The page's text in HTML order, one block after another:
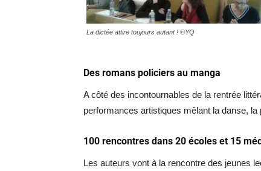
La dictée attire toujours autant ! ©YQ
Des romans policiers au manga
A côté des incontournables de la rentrée
performances artistiques mêlant la danse,
100 rencontres dans 20 écoles et 15
Les auteurs vont à la rencontre des jeunes